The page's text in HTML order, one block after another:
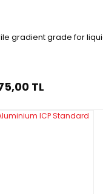
gradient grade for
TL